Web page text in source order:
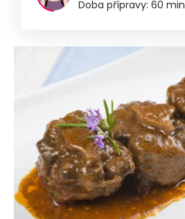
Doba přípravy: 60 min